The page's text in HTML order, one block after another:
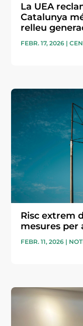
La UEA
Catalunya
relleu
FEBR. 17, 2026 |
Risc extrem
mesures per
FEBR. 11, 2026 |